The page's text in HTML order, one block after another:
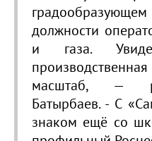
должности
и газа.
масштаб, —
Батырбаев. - С
знаком ещё со